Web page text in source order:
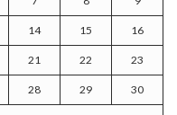
14 15 16
21 22 23
28 29 30